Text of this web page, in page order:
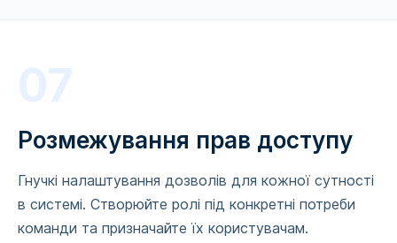
07
Розмежування прав доступу
Гнучкі налаштування дозволів для кожної сутності
в системі. Створюйте ролі під конкретні потреби
команди та призначайте їх користувачам.